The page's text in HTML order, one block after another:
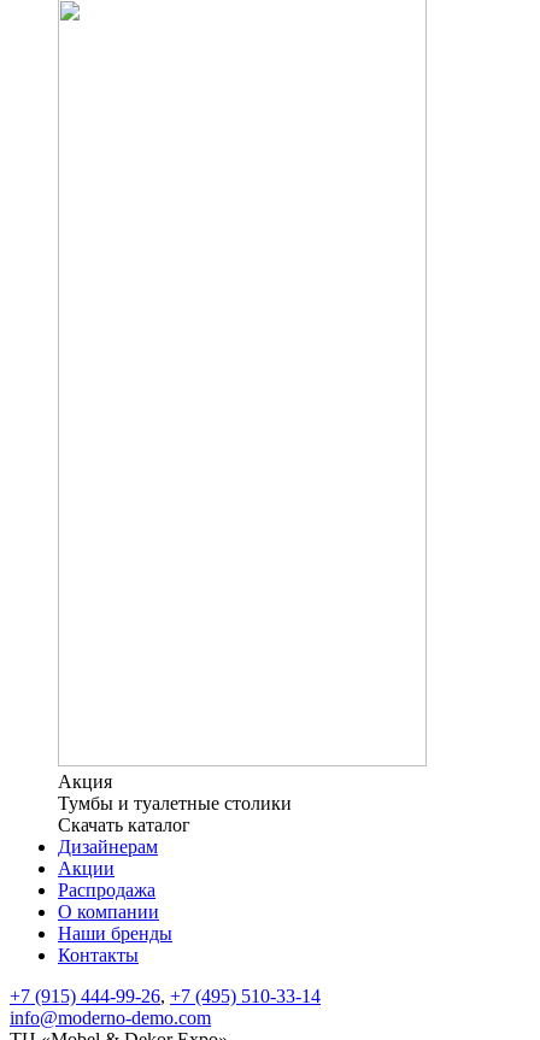
Акция
Тумбы и туалетные столики
Скачать каталог
Дизайнерам
Акции
Распродажа
О компании
Наши бренды
Контакты
+7 (915) 444-99-26, +7 (495) 510-33-14
info@moderno-demo.com